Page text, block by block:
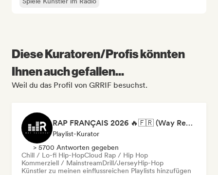
Diese Kuratoren/Profis könnten
Ihnen auch gefallen...
Weil du das Profil von GRRIF besuchst.
RAP FRANÇAIS 2026 🔥🇫🇷 (Way Records)
Playlist-Kurator
> 5700 Antworten gegeben
Chill / Lo-fi Hip-HopCloud Rap / Hip Hop
Kommerziell / MainstreamDrill/JerseyHip-Hop
Künstler zu meinen einflussreichen Playlists hinzufügen